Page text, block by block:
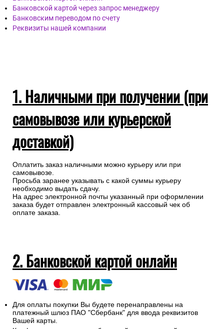
Банковской картой через запрос менеджеру
Банковским переводом по счету
Реквизиты нашей компании
1. Наличными при получении (при
самовывозе или курьерской
доставкой)
Оплатить заказ наличными можно курьеру или при
самовывозе.
Просьба заранее указывать с какой суммы курьеру
необходимо выдать сдачу.
На адрес электронной почты указанный при оформлении
заказа будет отправлен электронный кассовый чек об
оплате заказа.
2. Банковской картой онлайн
Для оплаты покупки Вы будете перенаправлены на
платежный шлюз ПАО "Сбербанк" для ввода реквизитов
Вашей карты.